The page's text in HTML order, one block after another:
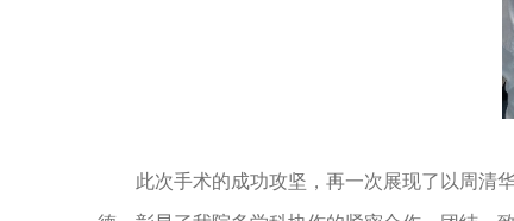
此次手术的成功攻坚，再一次展现了以周清